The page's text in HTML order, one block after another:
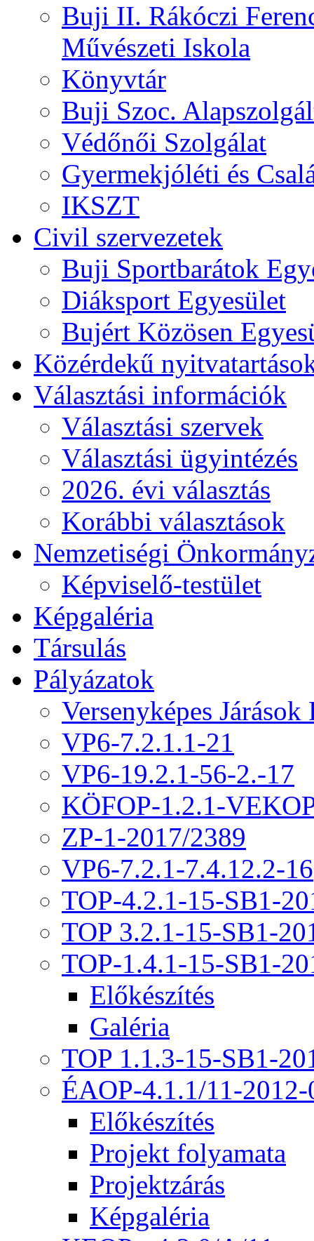
Buji II. Rákóczi
Művészeti Iskola
Könyvtár
Buji Szoc.
Védőnői Szolgálat
Gyermekjóléti és
IKSZT
Civil szervezetek
Buji Sportbarátok
Diáksport Egyesület
Bujért Közösen
Közérdekű
Választási információk
Választási szervek
Választási ügyintézés
2026. évi választás
Korábbi választások
Nemzetiségi
Képviselő-testület
Képgaléria
Társulás
Pályázatok
Versenyképes Járások
VP6-7.2.1.1-21
VP6-19.2.1-56-2.-17
KÖFOP-1.2.1-
ZP-1-2017/2389
VP6-7.2.1-7.4.12.2-16
TOP-4.2.1-15-SB1-
TOP 3.2.1-15-SB1-
TOP-1.4.1-15-SB1-
Előkészítés
Galéria
TOP 1.1.3-15-SB1-
ÉAOP-4.1.1/11-2012-
Előkészítés
Projekt folyamata
Projektzárás
Képgaléria